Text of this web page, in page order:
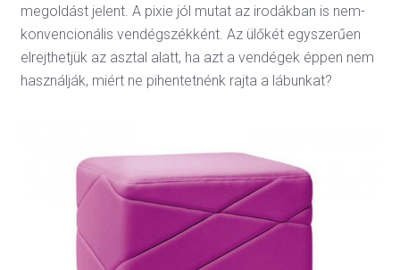
megoldást jelent. A pixie jól mutat az irodákban is nem-
konvencionális vendégszékként. Az ülőkét egyszerűen
elrejthetjük az asztal alatt, ha azt a vendégek éppen nem
használják, miért ne pihentetnénk rajta a lábunkat?